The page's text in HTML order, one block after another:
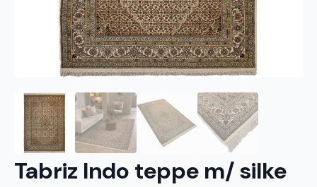
Tabriz Indo teppe m/ silke